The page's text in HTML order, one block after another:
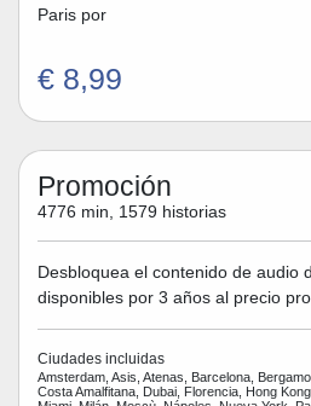
Paris por
€ 8,99
Promoción
4776 min, 1579 historias
Desbloquea el contenido de audio
disponibles por 3 años al precio
Ciudades incluidas
Amsterdam, Asis, Atenas, Barcelona,
Costa Amalfitana, Dubai, Florencia, Hong